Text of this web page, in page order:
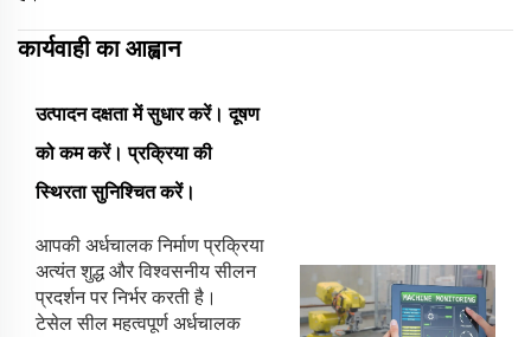
कार्यवाही का आह्वान
उत्पादन दक्षता में सुधार करें। दूषण
को कम करें। प्रक्रिया की
स्थिरता सुनिश्चित करें।
आपकी अर्धचालक निर्माण प्रक्रिया
अत्यंत शुद्ध और विश्वसनीय सीलन
प्रदर्शन पर निर्भर करती है।
टेसेल सील महत्वपूर्ण अर्धचालक